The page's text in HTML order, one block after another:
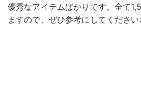
優秀なアイテムばかりです。全て
ますので、ぜひ参考にしてください